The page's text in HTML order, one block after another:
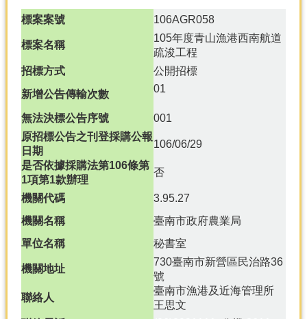
況
優
農
熱
資
民
務
行
資
標案案號 106AGR058
標案名稱
105年度青山漁港西南航道
疏浚工程
招標方式
公開招標
新增公告傳輸次數
01
無法決標公告序號
001
原招標公告之刊登採購公報
日期
106/06/29
是否依據採購法第106條第
1項第1款辦理
否
機關代碼
3.95.27
機關名稱
臺南市政府農業局
單位名稱
秘書室
機關地址
730臺南市新營區民治路36
號
聯絡人
臺南市漁港及近海管理所
王思文